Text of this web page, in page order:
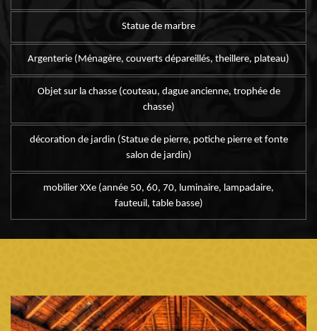
Statue de marbre
Argenterie (Ménagère, couverts dépareillés, theillere, plateau)
Objet sur la chasse (couteau, dague ancienne, trophée de
chasse)
décoration de jardin (Statue de pierre, potiche pierre et fonte
salon de jardin)
mobilier XXe (année 50, 60, 70, luminaire, lampadaire,
fauteuil, table basse)